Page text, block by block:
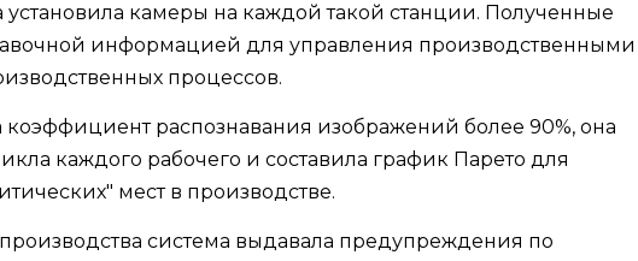
установила камеры на каждой такой станции. Полученные
информацией для управления производственными
процессов.
распознавания изображений более 90%, она
каждого рабочего и составила график Парето для
мест в производстве.
система выдавала предупреждения по